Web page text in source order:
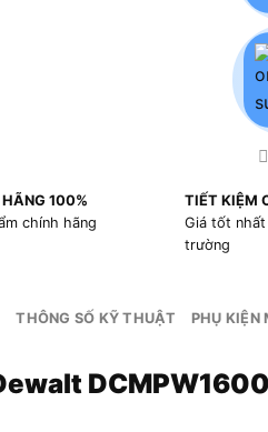
100%
chính hãng
TIẾT KIỆM
Giá tốt
trường
THÔNG SỐ KỸ THUẬT PHỤ KIỆN